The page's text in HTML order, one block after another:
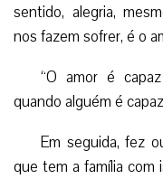
sentido, alegria,
nos fazem sofrer, é o
“O amor é
quando alguém é
Em seguida, fez
que tem a família com